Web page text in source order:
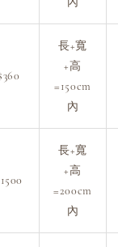
長+寬
+高
=150cm
內
長+寬
+高
=200cm
內